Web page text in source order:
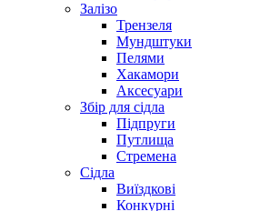
Залізо
Трензеля
Мундштуки
Пелями
Хакамори
Аксесуари
Збір для сідла
Підпруги
Путлища
Стремена
Сідла
Виїздкові
Конкурні